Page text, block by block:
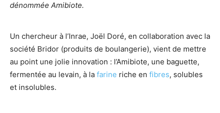
dénommée Amibiote.
Un chercheur à l’Inrae, Joël Doré, en collaboration avec la
société Bridor (produits de boulangerie), vient de mettre
au point une jolie innovation : l’Amibiote, une baguette,
fermentée au levain, à la farine riche en fibres, solubles
et insolubles.